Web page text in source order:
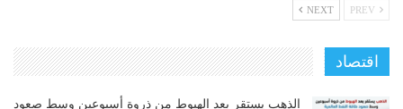
NEXT
اقتصاد
الذهب يستقر بعد الهبوط من ذروة أسبوعين وسط صعود